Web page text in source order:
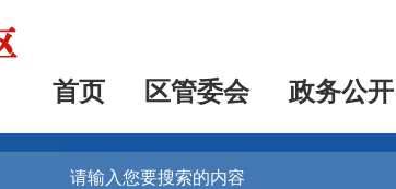
首页 区管委会 政务公开